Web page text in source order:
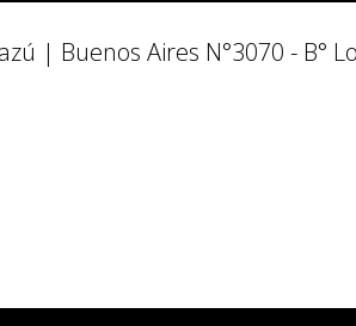
| Buenos Aires N°3070 - B°